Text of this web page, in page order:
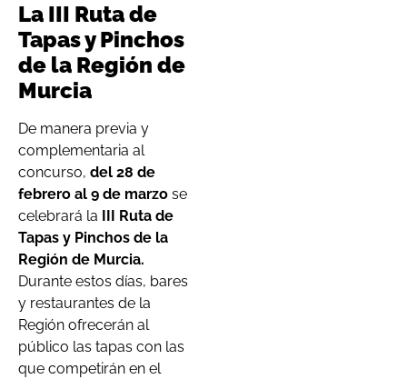
La III Ruta de
Tapas y Pinchos
de la Región de
Murcia
De manera previa y
complementaria al
concurso, del 28 de
febrero al 9 de marzo se
celebrará la III Ruta de
Tapas y Pinchos de la
Región de Murcia.
Durante estos días, bares
y restaurantes de la
Región ofrecerán al
público las tapas con las
que competirán en el